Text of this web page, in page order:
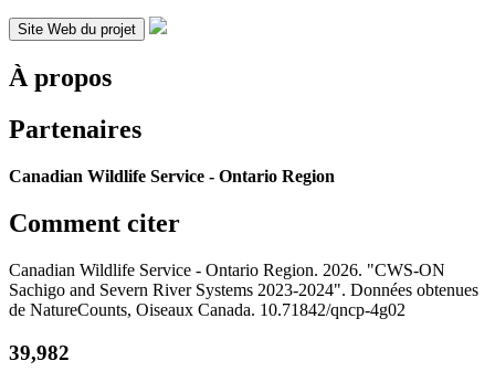
Site Web du projet
À propos
Partenaires
Canadian Wildlife Service - Ontario Region
Comment citer
Canadian Wildlife Service - Ontario Region. 2026. "CWS-ON
Sachigo and Severn River Systems 2023-2024". Données obtenues
de NatureCounts, Oiseaux Canada. 10.71842/qncp-4g02
39,982